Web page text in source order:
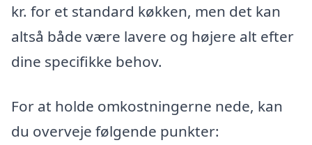
kr. for et standard køkken, men det kan
altså både være lavere og højere alt efter
dine specifikke behov.
For at holde omkostningerne nede, kan
du overveje følgende punkter: